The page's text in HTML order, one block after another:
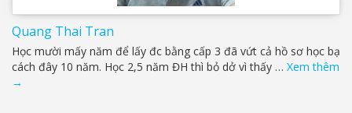
Quang Thai Tran
Học mười mấy năm để lấy đc bằng cấp 3 đã vứt cả hồ sơ học bạ
cách đây 10 năm. Học 2,5 năm ĐH thì bỏ dở vì thấy … Xem thêm
→